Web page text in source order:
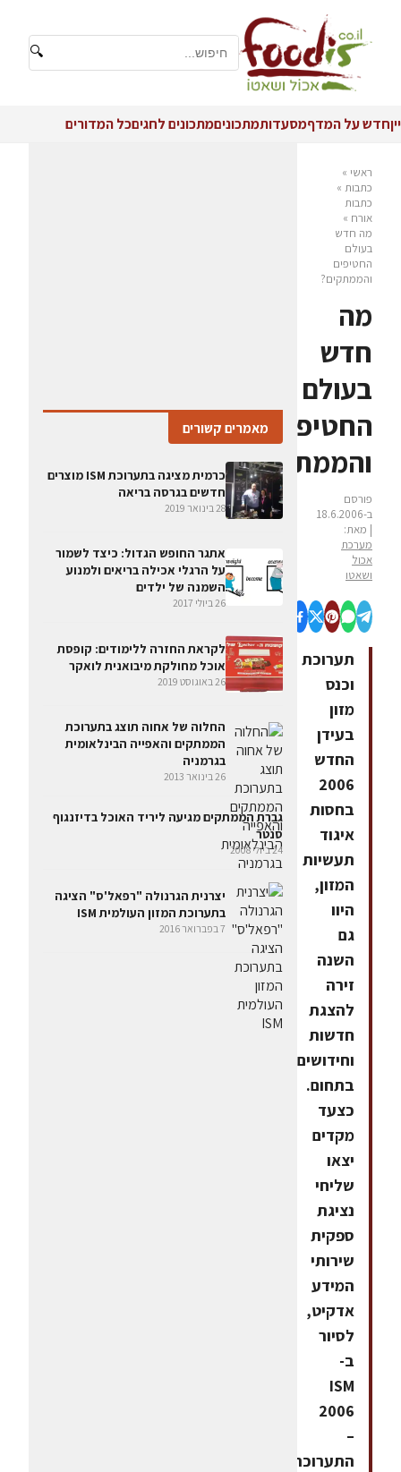
🔍
ייןחדש על המדףמסעדותמתכוניםמתכונים לחגיםכל המדורים
ראשי »
כתבות »
כתבות
אורח »
מה חדש
בעולם
החטיפים
והממתקים?
מה
חדש
בעולם
החטיפים
והממתקים?
פורסם
ב-18.6.2006
| מאת:
מערכת
אכול
ושאטו
תערוכת
וכנס
מזון
בעידן
החדש
2006
בחסות
איגוד
תעשיות
המזון,
היוו
גם
השנה
זירה
להצגת
חדשות
וחידושים
בתחום.
כצעד
מקדים
יצאו
שליחי
נציגת
ספקית
שירותי
המידע
אדקיט,
לסיור
ב-
ISM
2006
–
התערוכה
מאמרים קשורים
כרמית מציגה בתערוכת ISM מוצרים
חדשים בגרסה בריאה
28 בינואר 2019
אתגר החופש הגדול: כיצד לשמור
על הרגלי אכילה בריאים ולמנוע
השמנה של ילדים
26 ביולי 2017
לקראת החזרה ללימודים: קופסת
אוכל מחולקת מיבואנית לואקר
26 באוגוסט 2019
החלוה של אחוה תוצג בתערוכת
הממתקים והאפייה הבינלאומית
בגרמניה
26 בינואר 2013
גברת הממתקים מגיעה ליריד האוכל בדיזנגוף
סנטר
24 ביולי 2008
יצרנית הגרנולה "רפאל'ס" הציגה
בתערוכת המזון העולמית ISM
7 בפברואר 2016